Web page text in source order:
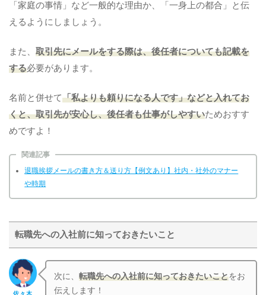
「家庭の事情」など一般的な理由か、「一身上の都合」と伝
えるようにしましょう。
また、 取引先にメールをする際は、後任者についても記載を
する必要があります。
名前と併せて「私よりも頼りになる人です」などと入れてお
くと、取引先が安心し、後任者も仕事がしやすいためおすす
めですよ！
関連記事
退職挨拶メールの書き方＆送り方【例文あり】社内・社外のマナー
や時期
転職先への入社前に知っておきたいこと
佐々木
次に、転職先への入社前に知っておきたいことをお
伝えします！